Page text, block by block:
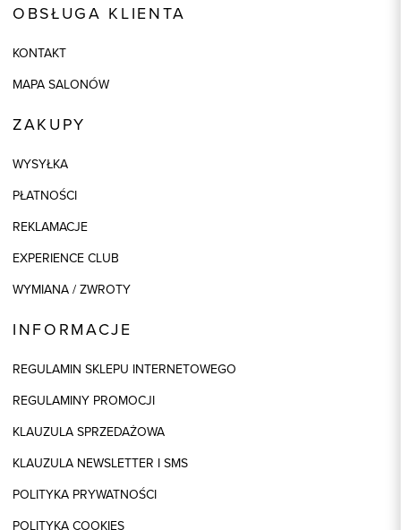
OBSŁUGA KLIENTA
KONTAKT
MAPA SALONÓW
ZAKUPY
WYSYŁKA
PŁATNOŚCI
REKLAMACJE
EXPERIENCE CLUB
WYMIANA / ZWROTY
INFORMACJE
REGULAMIN SKLEPU INTERNETOWEGO
REGULAMINY PROMOCJI
KLAUZULA SPRZEDAŻOWA
KLAUZULA NEWSLETTER I SMS
POLITYKA PRYWATNOŚCI
POLITYKA COOKIES